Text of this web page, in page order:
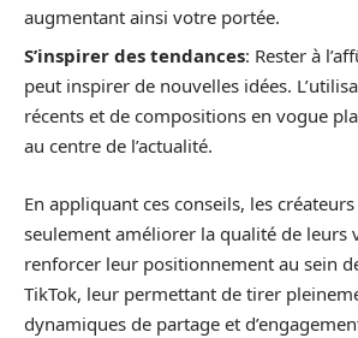
augmentant ainsi votre portée.
S’inspirer des tendances: Rester à
peut inspirer de nouvelles idées.
récents et de compositions en vogue
au centre de l’actualité.
En appliquant ces conseils, les
seulement améliorer la qualité de leurs
renforcer leur positionnement au sein
TikTok, leur permettant de tirer
dynamiques de partage et